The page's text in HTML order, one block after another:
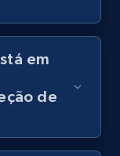
more.
grátis
em
de